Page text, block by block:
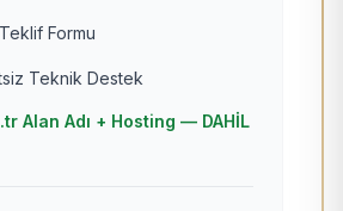
Formu
Teknik Destek
Alan Adı + Hosting — DAHİL